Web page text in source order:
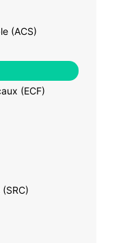
(ACS)
(ECF)